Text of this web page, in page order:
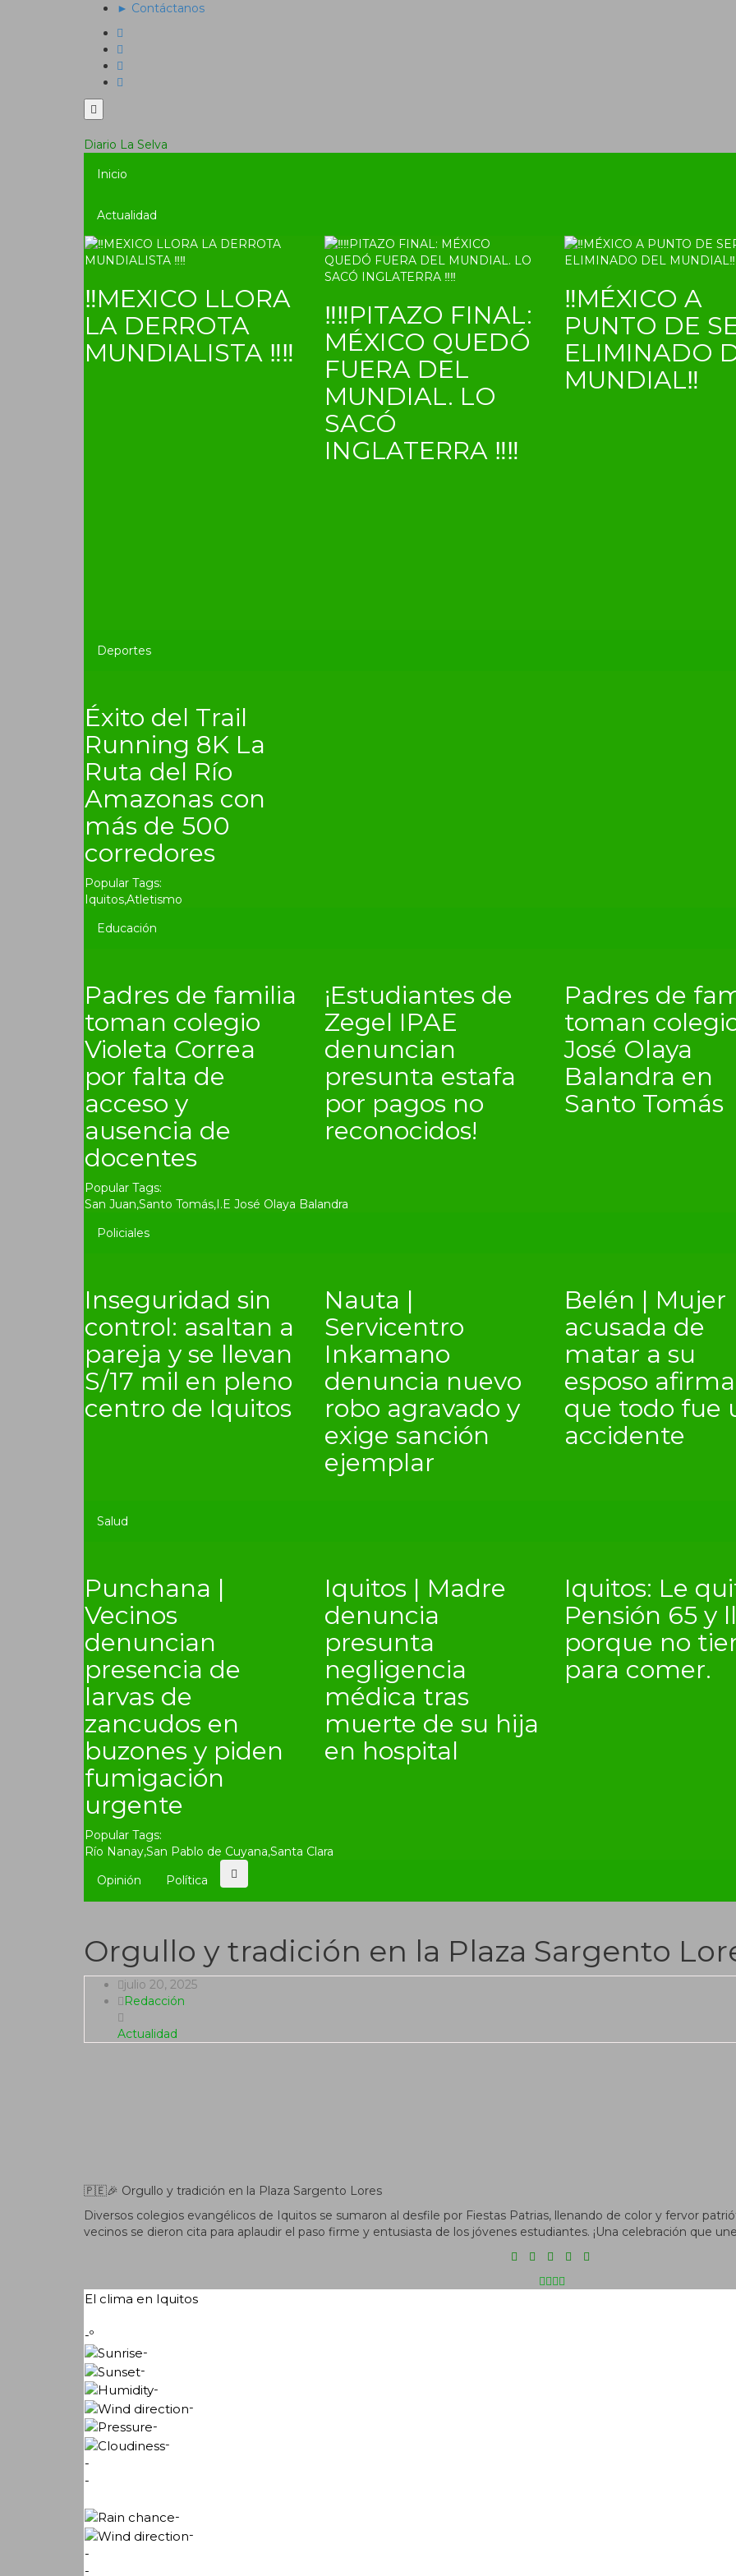
► Contáctanos
Diario La Selva
Inicio
Actualidad
‼MEXICO LLORA
LA DERROTA
MUNDIALISTA ‼‼
‼‼PITAZO FINAL:
MÉXICO QUEDÓ
FUERA DEL
MUNDIAL. LO
SACÓ
INGLATERRA ‼‼
‼MÉXICO A
PUNTO DE
ELIMINADO
MUNDIAL‼
Deportes
Éxito del Trail
Running 8K La
Ruta del Río
Amazonas con
más de 500
corredores
Popular Tags:
Iquitos,Atletismo
Educación
Padres de familia
toman colegio
Violeta Correa
por falta de
acceso y
ausencia de
docentes
¡Estudiantes de
Zegel IPAE
denuncian
presunta estafa
por pagos no
reconocidos!
Padres de
toman
José Olaya
Balandra en
Santo Tomás
Popular Tags:
San Juan,Santo Tomás,I.E José Olaya Balandra
Policiales
Inseguridad sin
control: asaltan a
pareja y se llevan
S/17 mil en pleno
centro de Iquitos
Nauta |
Servicentro
Inkamano
denuncia nuevo
robo agravado y
exige sanción
ejemplar
Belén | Mujer
acusada de
matar a su
esposo afirma
que todo fue
accidente
Salud
Punchana |
Vecinos
denuncian
presencia de
larvas de
zancudos en
buzones y piden
fumigación
urgente
Iquitos | Madre
denuncia
presunta
negligencia
médica tras
muerte de su hija
en hospital
Iquitos: Le
Pensión 65 y
porque no
para comer.
Popular Tags:
Río Nanay,San Pablo de Cuyana,Santa Clara
Opinión
Política
Orgullo y tradición en la Plaza Sargento
julio 20, 2025
Redacción
Actualidad
🇵🇪🎉 Orgullo y tradición en la Plaza Sargento Lores
Diversos colegios evangélicos de Iquitos se sumaron al desfile por Fiestas Patrias, llenando de color y fervor
vecinos se dieron cita para aplaudir el paso firme y entusiasta de los jóvenes estudiantes. ¡Una celebración que
El clima en Iquitos
-º
-
-
-
-
-
-
-
-
-
-
-
-